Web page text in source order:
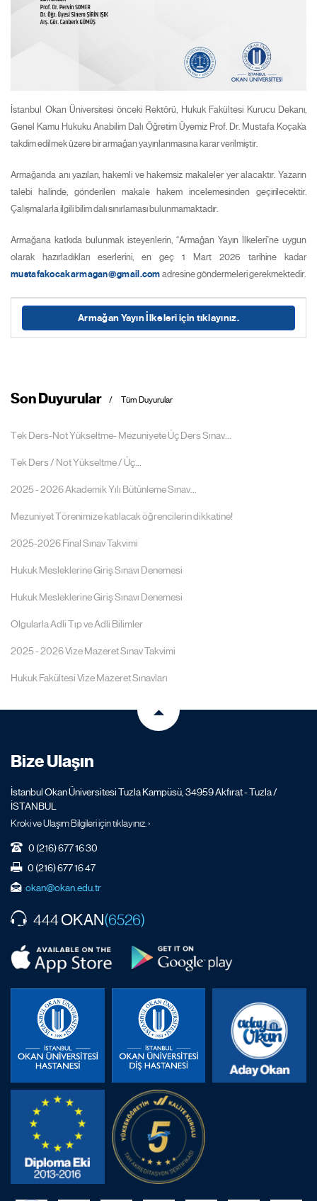
İstanbul Okan Üniversitesi önceki Rektörü, Hukuk Fakültesi Kurucu Dekanı,
Genel Kamu Hukuku Anabilim Dalı Öğretim Üyemiz Prof. Dr. Mustafa Koçak’a
takdim edilmek üzere bir armağan yayınlanmasına karar verilmiştir.
Armağanda anı yazıları, hakemli ve hakemsiz makaleler yer alacaktır. Yazarın
talebi halinde, gönderilen makale hakem incelemesinden geçirilecektir.
Çalışmalarla ilgili bilim dalı sınırlaması bulunmamaktadır.
Armağana katkıda bulunmak isteyenlerin, “Armağan Yayın İlkeleri”ne uygun
olarak hazırladıkları eserlerini, en geç 1 Mart 2026 tarihine kadar
mustafakocakarmagan@gmail.com adresine göndermeleri gerekmektedir.
Armağan Yayın İlkeleri için tıklayınız.
Son Duyurular Tüm Duyurular
Tek Ders-Not Yükseltme- Mezuniyete Üç Ders Sınav...
Tek Ders / Not Yükseltme / Üç...
2025 - 2026 Akademik Yılı Bütünleme Sınav...
Mezuniyet Törenimize katılacak öğrencilerin dikkatine!
2025-2026 Final Sınav Takvimi
Hukuk Mesleklerine Giriş Sınavı Denemesi
Hukuk Mesleklerine Giriş Sınavı Denemesi
Olgularla Adli Tıp ve Adli Bilimler
2025 - 2026 Vize Mazeret Sınav Takvimi
Hukuk Fakültesi Vize Mazeret Sınavları
Bize Ulaşın
İstanbul Okan Üniversitesi Tuzla Kampüsü, 34959 Akfırat - Tuzla /
İSTANBUL
Kroki ve Ulaşım Bilgileri için tıklayınız. ›
0 (216) 677 16 30
0 (216) 677 16 47
okan@okan.edu.tr
444OKAN(6526)